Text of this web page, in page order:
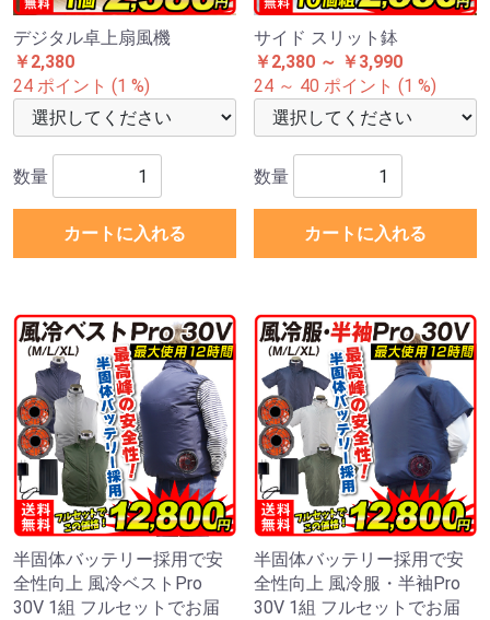
デジタル卓上扇風機
￥2,380
24 ポイント (1 %)
数量
カートに入れる
サイド スリット鉢
￥2,380 ～ ￥3,990
24 ～ 40 ポイント (1 %)
数量
カートに入れる
半固体バッテリー採用で安
全性向上 風冷ベストPro
30V 1組 フルセットでお届
半固体バッテリー採用で安
全性向上 風冷服・半袖Pro
30V 1組 フルセットでお届